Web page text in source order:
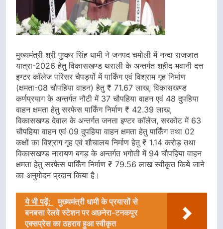
मुख्यमंत्री श्री पुष्कर सिंह धामी ने जनपद चमोली में नन्दा राजजात
यात्रा-2026 हेतु विकासखण्ड थराली के अन्तर्गत शहीद भवानी दत्त
इण्टर कॉलेज परिसर चैपड्यों में पार्किंग एवं विश्राम गृह निर्माण
(क्षमता-08 चौपहिया वाहन) हेतु ₹ 71.67 लाख, विकासखण्ड
कर्णप्रयाग के अन्तर्गत नौटी में 37 चौपहिया वाहन एवं 48 दुपहिया
वाहन क्षमता हेतु सरफेस पार्किंग निर्माण ₹ 42.39 लाख,
विकासखण्ड देवाल के अन्तर्गत जनता इण्टर कॉलेज, सरकोट में 63
चौपहिया वाहन एवं 09 दुपहिया वाहन क्षमता हेतु पार्किंग तथा 02
कक्षों का विश्राग गृह एवं शौचालय निर्माण हेतु ₹ 1.14 करोड़ तथा
विकासखण्ड नारायण बगड़ के अन्तर्गत भगोती में 94 चौपहिया वाहन
क्षमता हेतु सरफेस पार्किंग निर्माण ₹ 79.56 लाख स्वीकृत किये जाने
का अनुमोदन प्रदान किया है।
ये भी पढ़ें:
मुख्यमंत्री धामी के प्रयासों से
बनबसा रेलवे स्टेशन पर अछनेरा-टनकपुर
एक्सप्रेस का ठहराव हुआ स्वीकृत